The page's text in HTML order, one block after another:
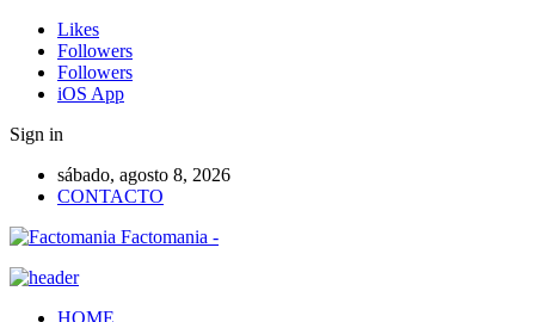
Likes
Followers
Followers
iOS App
Sign in
sábado, agosto 8, 2026
CONTACTO
Factomania -
HOME